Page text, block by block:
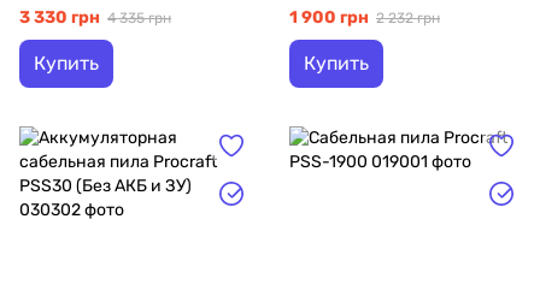
3 330 грн 4 335 грн
Купить
1 900 грн 2 232 грн
Купить